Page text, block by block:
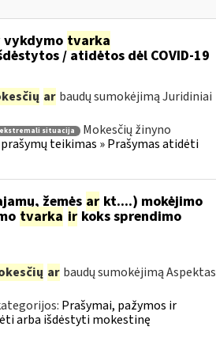
vykdymo tvarka
/ atidėtos dėl COVID-19
ar baudų sumokėjimą Juridiniai
ekstremali situacija
Mokesčių žinyno
teikimas » Prašymas atidėti
žemės arkt....) mokėjimo
tvarka irkoks sprendimo
ar baudų sumokėjimą Aspektas
Prašymai, pažymos ir
arba išdėstyti mokestinę